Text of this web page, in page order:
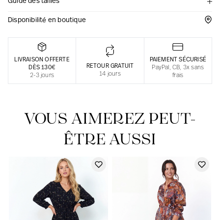
Une fabrication responsable en France
Notre actualité dans le journal
Disponibilité en boutique
LIVRAISON OFFERTE
DÈS 130€
2-3 jours
RETOUR GRATUIT
14 jours
PAIEMENT SÉCURISÉ
PayPal, CB, 3x sans
frais
VOUS AIMEREZ PEUT-
ÊTRE AUSSI